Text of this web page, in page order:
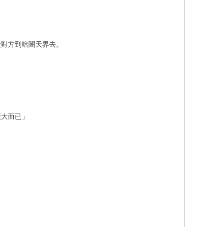
方到暗闇天界去。
而已」